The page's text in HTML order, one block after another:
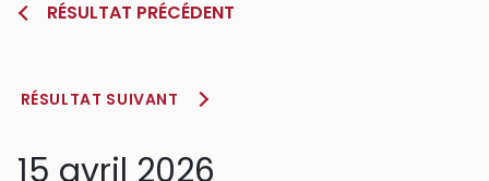
RÉSULTAT PRÉCÉDENT
RÉSULTAT SUIVANT
15 avril 2026